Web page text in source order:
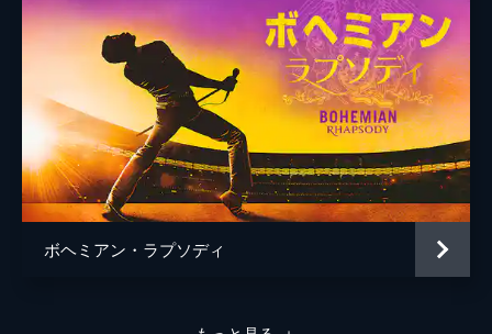
ボヘミアン・ラプソディ